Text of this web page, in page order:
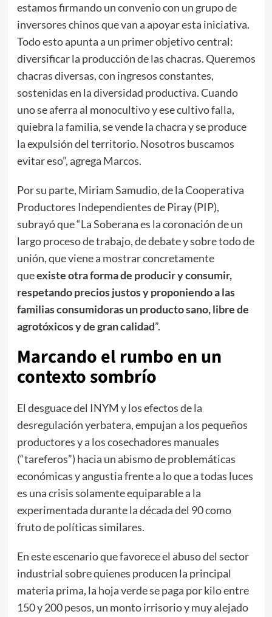
estamos firmando un convenio con un grupo de
inversores chinos que van a apoyar esta iniciativa.
Todo esto apunta a un primer objetivo central:
diversificar la producción de las chacras. Queremos
chacras diversas, con ingresos constantes,
sostenidas en la diversidad productiva. Cuando
uno se aferra al monocultivo y ese cultivo falla,
quiebra la familia, se vende la chacra y se produce
la expulsión del territorio. Nosotros buscamos
evitar eso”, agrega Marcos.
Por su parte, Miriam Samudio, de la Cooperativa
Productores Independientes de Piray (PIP),
subrayó que “La Soberana es la coronación de un
largo proceso de trabajo, de debate y sobre todo de
unión, que viene a mostrar concretamente
queexiste otra forma de producir y consumir,
respetando precios justos y proponiendo a las
familias consumidoras un producto sano, libre de
agrotóxicos y de gran calidad”.
Marcando el rumbo en un
contexto sombrío
El desguace del INYM y los efectos dela
desregulación yerbatera, empujan a los pequeños
productores y a los cosechadores manuales
(“tareferos”) hacia un abismo de problemáticas
económicas y angustia frente a lo que a todas luces
es una crisis solamente equiparable a la
experimentada durante la década del 90 como
fruto de políticas similares.
En este escenario que favorece el abuso del sector
industrial sobre quienes producen la principal
materia prima, la hoja verde se paga por kilo entre
150 y 200 pesos, un monto irrisorio y muy alejado